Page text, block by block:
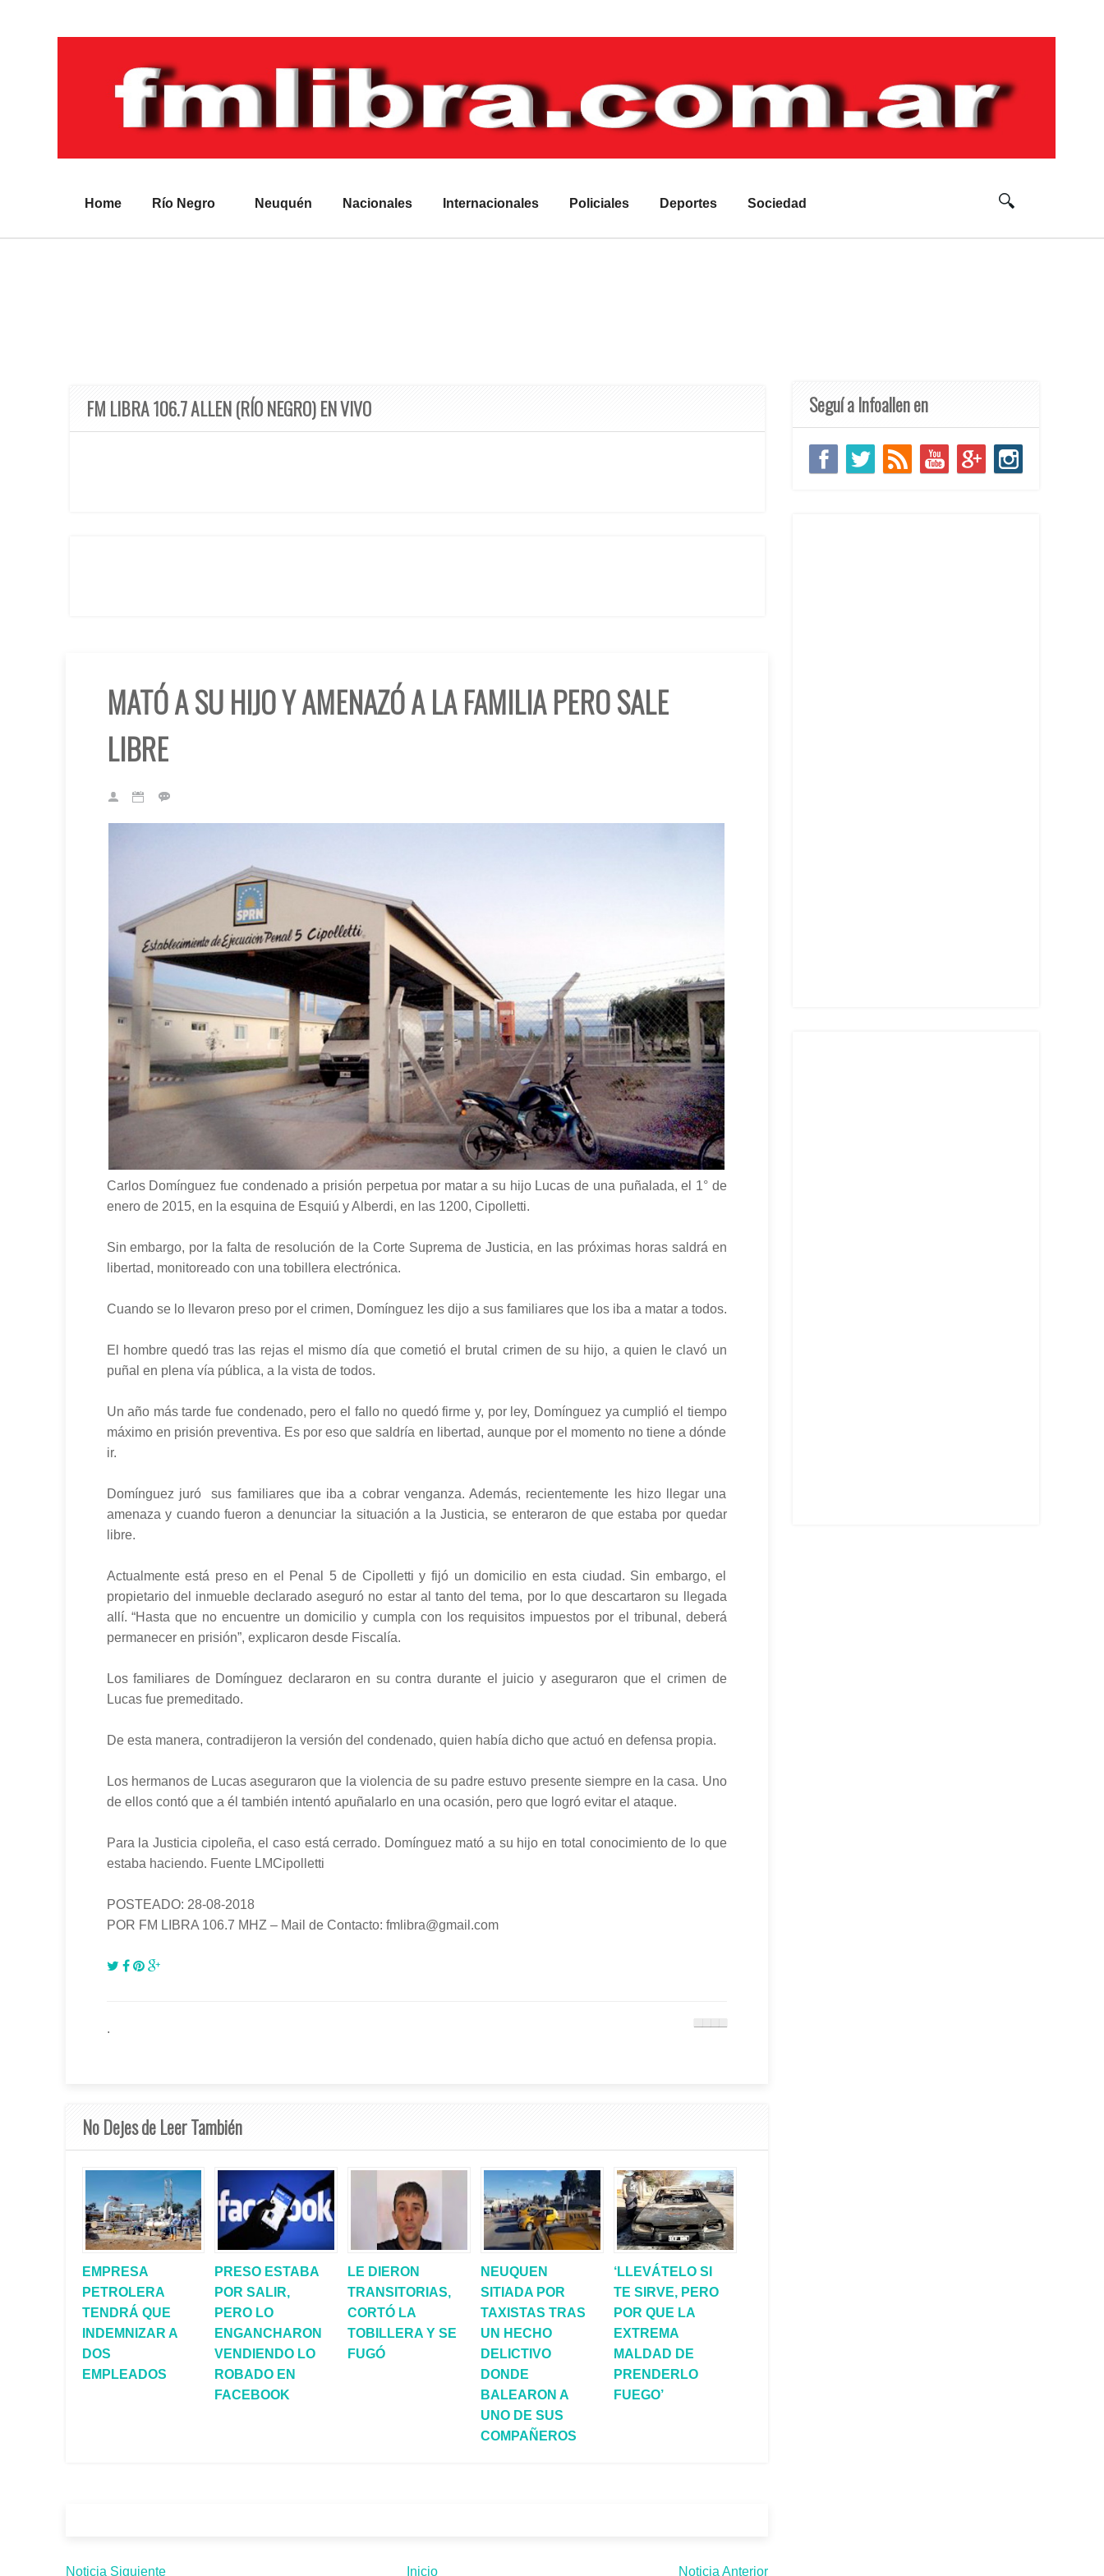
Home Río Negro Neuquén Nacionales Internacionales Policiales Deportes Sociedad
FM LIBRA 106.7 ALLEN (RÍO NEGRO) EN VIVO
MATÓ A SU HIJO Y AMENAZÓ A LA FAMILIA PERO SALE
LIBRE
Carlos Domínguez fue condenado a prisión perpetua por matar a su hijo Lucas de una puñalada, el 1° de
enero de 2015, en la esquina de Esquiú y Alberdi, en las 1200, Cipolletti.
Sin embargo, por la falta de resolución de la Corte Suprema de Justicia, en las próximas horas saldrá en
libertad, monitoreado con una tobillera electrónica.
Cuando se lo llevaron preso por el crimen, Domínguez les dijo a sus familiares que los iba a matar a todos.
El hombre quedó tras las rejas el mismo día que cometió el brutal crimen de su hijo, a quien le clavó un
puñal en plena vía pública, a la vista de todos.
Un año más tarde fue condenado, pero el fallo no quedó firme y, por ley, Domínguez ya cumplió el tiempo
máximo en prisión preventiva. Es por eso que saldría en libertad, aunque por el momento no tiene a dónde
ir.
Domínguez juró sus familiares que iba a cobrar venganza. Además, recientemente les hizo llegar una
amenaza y cuando fueron a denunciar la situación a la Justicia, se enteraron de que estaba por quedar
libre.
Actualmente está preso en el Penal 5 de Cipolletti y fijó un domicilio en esta ciudad. Sin embargo, el
propietario del inmueble declarado aseguró no estar al tanto del tema, por lo que descartaron su llegada
allí. “Hasta que no encuentre un domicilio y cumpla con los requisitos impuestos por el tribunal, deberá
permanecer en prisión”, explicaron desde Fiscalía.
Los familiares de Domínguez declararon en su contra durante el juicio y aseguraron que el crimen de
Lucas fue premeditado.
De esta manera, contradijeron la versión del condenado, quien había dicho que actuó en defensa propia.
Los hermanos de Lucas aseguraron que la violencia de su padre estuvo presente siempre en la casa. Uno
de ellos contó que a él también intentó apuñalarlo en una ocasión, pero que logró evitar el ataque.
Para la Justicia cipoleña, el caso está cerrado. Domínguez mató a su hijo en total conocimiento de lo que
estaba haciendo. Fuente LMCipolletti
POSTEADO: 28-08-2018
POR FM LIBRA 106.7 MHZ – Mail de Contacto: fmlibra@gmail.com
.
No Dejes de Leer También
EMPRESA
PETROLERA
TENDRÁ QUE
INDEMNIZAR A
DOS
EMPLEADOS
PRESO ESTABA
POR SALIR,
PERO LO
ENGANCHARON
VENDIENDO LO
ROBADO EN
FACEBOOK
LE DIERON
TRANSITORIAS,
CORTÓ LA
TOBILLERA Y SE
FUGÓ
NEUQUEN
SITIADA POR
TAXISTAS TRAS
UN HECHO
DELICTIVO
DONDE
BALEARON A
UNO DE SUS
COMPAÑEROS
‘LLEVÁTELO SI
TE SIRVE, PERO
POR QUE LA
EXTREMA
MALDAD DE
PRENDERLO
FUEGO’
Noticia Siguiente Inicio Noticia Anterior
Seguí a Infoallen en